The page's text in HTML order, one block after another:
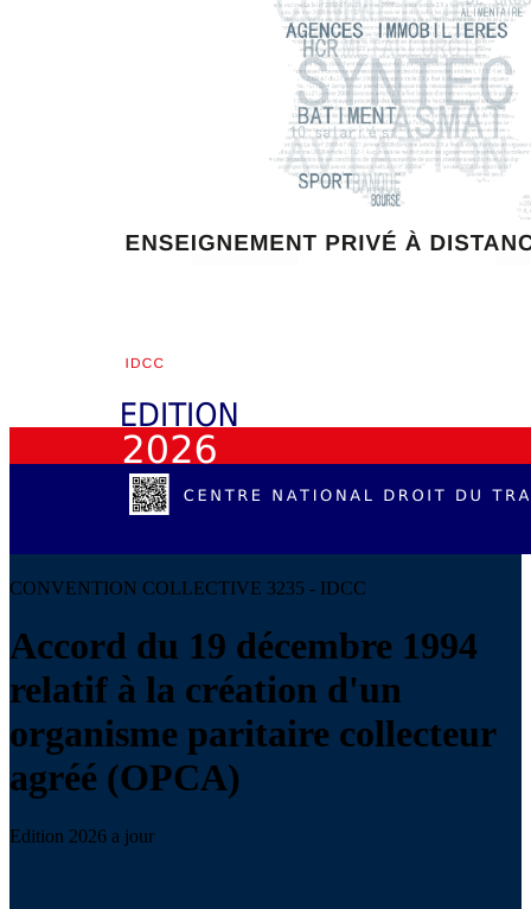
CONVENTION COLLECTIVE 3235 - IDCC
Accord du 19 décembre 1994
relatif à la création d'un
organisme paritaire collecteur
agréé (OPCA)
Edition 2026 a jour